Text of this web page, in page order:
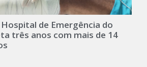
de Emergência do
três anos com mais de 14